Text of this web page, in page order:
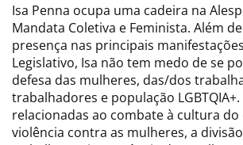
Isa Penna ocupa uma cadeira na
Mandata Coletiva e Feminista. Além
presença nas principais
Legislativo, Isa não tem medo de se
defesa das mulheres, das/dos
trabalhadores e população
relacionadas ao combate à cultura do
violência contra as mulheres, a